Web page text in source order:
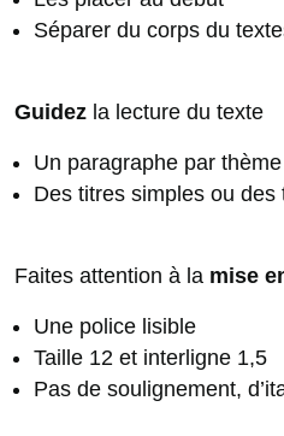
Séparer du corps du
Guidez la lecture du texte
Un paragraphe par thème
Des titres simples ou des
Faites attention à la mise
Une police lisible
Taille 12 et interligne 1,5
Pas de soulignement,